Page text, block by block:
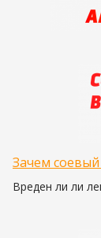
Зачем
Вреден ли ли